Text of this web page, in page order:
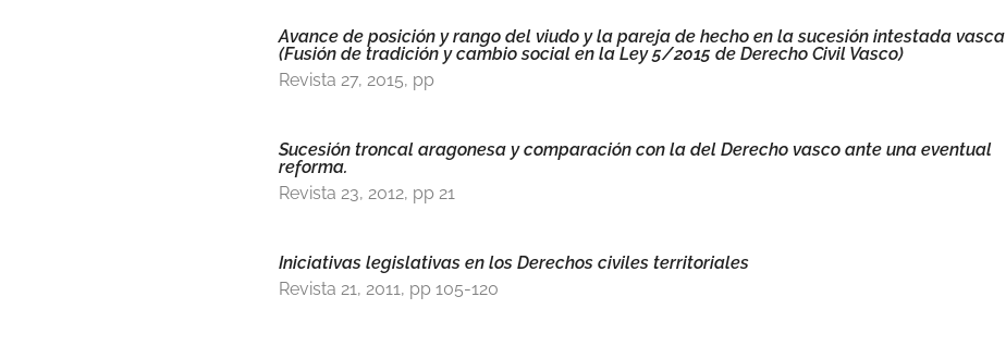
Avance de posición y rango del viudo y la pareja de hecho en la sucesión intestada vasca
(Fusión de tradición y cambio social en la Ley 5/2015 de Derecho Civil Vasco)
Revista 27, 2015, pp
Sucesión troncal aragonesa y comparación con la del Derecho vasco ante una eventual
reforma.
Revista 23, 2012, pp 21
Iniciativas legislativas en los Derechos civiles territoriales
Revista 21, 2011, pp 105-120